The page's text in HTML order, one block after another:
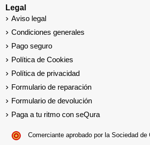
Legal
Aviso legal
Condiciones generales
Pago seguro
Política de Cookies
Política de privacidad
Formulario de reparación
Formulario de devolución
Paga a tu ritmo con seQura
Comerciante aprobado por la Sociedad de